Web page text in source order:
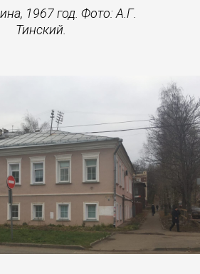
1967 год. Фото: А.Г.
Тинский.